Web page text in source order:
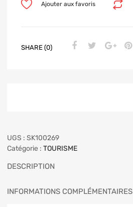
Ajouter aux favoris
SHARE (0)
UGS : SK100269
Catégorie : TOURISME
DESCRIPTION
INFORMATIONS COMPLÉMENTAIRES